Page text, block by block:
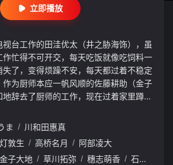
立即播放
台工作的田洼优太（井之胁海饰），虽
忙得不可开交，每天吃饭就像吃饲料一
了，变得烦躁不安，每天都过着不稳定
作为厨师本应一帆风顺的佐藤耕助（金子
辞去了厨师的工作，现在过着家里蹲的
变成只一起吃晚饭的关系。然后，通过
ま / 川和田惠真
灯敦生 / 高桥名月 / 阿部凌大
金子大地 / 草川拓弥 / 穗志萌香 / 石田卓也